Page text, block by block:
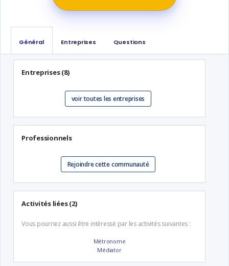
Général Entreprises Questions
Entreprises (8)
voir toutes les entreprises
Professionnels
Rejoindre cette communauté
Activités liées (2)
Vous pourriez aussi être intéressé par les activités suivantes :
Métronome
Médiator